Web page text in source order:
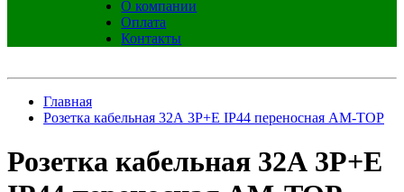
О компании
Оплата
Контакты
Главная
Розетка кабельная 32А 3Р+E IP44 переносная AM-TOP
Розетка кабельная 32А 3Р+E